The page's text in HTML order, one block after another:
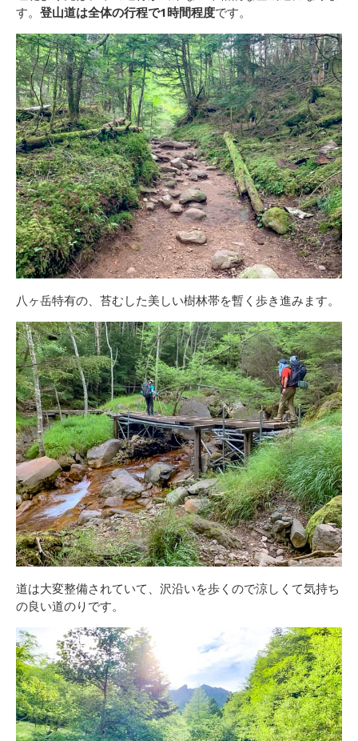
す。 登山道は全体の行程で1時間程度です。
八ヶ岳特有の、苔むした美しい樹林帯を暫く歩き進みます。
道は大変整備されていて、沢沿いを歩くので涼しくて気持ち
の良い道のりです。